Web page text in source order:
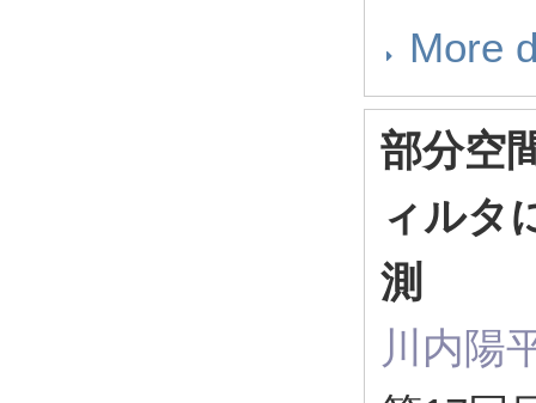
More
部分空
ィルタ
測
川内陽